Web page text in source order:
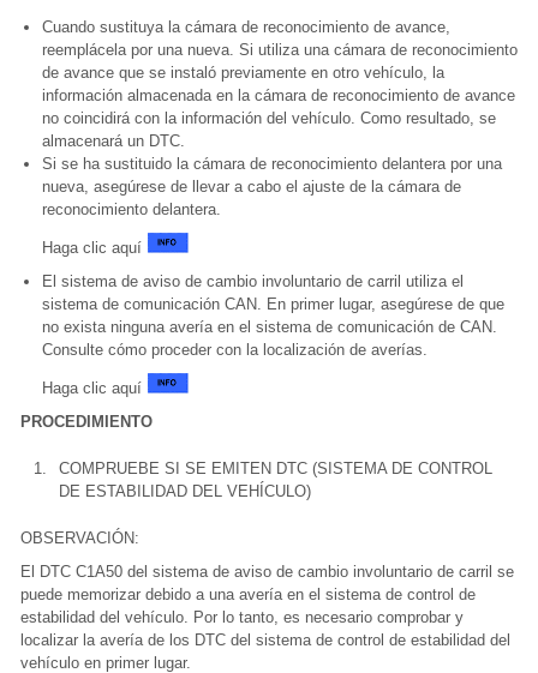
Cuando sustituya la cámara de reconocimiento de avance,
reemplácela por una nueva. Si utiliza una cámara de reconocimiento
de avance que se instaló previamente en otro vehículo, la
información almacenada en la cámara de reconocimiento de avance
no coincidirá con la información del vehículo. Como resultado, se
almacenará un DTC.
Si se ha sustituido la cámara de reconocimiento delantera por una
nueva, asegúrese de llevar a cabo el ajuste de la cámara de
reconocimiento delantera.
Haga clic aquí
El sistema de aviso de cambio involuntario de carril utiliza el
sistema de comunicación CAN. En primer lugar, asegúrese de que
no exista ninguna avería en el sistema de comunicación de CAN.
Consulte cómo proceder con la localización de averías.
Haga clic aquí
PROCEDIMIENTO
1.
COMPRUEBE SI SE EMITEN DTC (SISTEMA DE CONTROL
DE ESTABILIDAD DEL VEHÍCULO)
OBSERVACIÓN:
El DTC C1A50 del sistema de aviso de cambio involuntario de carril se
puede memorizar debido a una avería en el sistema de control de
estabilidad del vehículo. Por lo tanto, es necesario comprobar y
localizar la avería de los DTC del sistema de control de estabilidad del
vehículo en primer lugar.